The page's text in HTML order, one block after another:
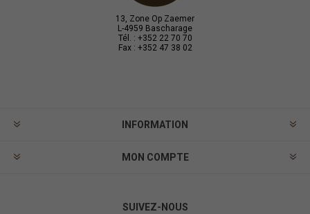
13, Zone Op Zaemer
L-4959 Bascharage
Tél. : +352 22 70 70
Fax : +352 47 38 02
INFORMATION
MON COMPTE
SUIVEZ-NOUS